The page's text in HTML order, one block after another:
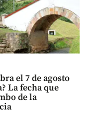
el 7 de agosto
La fecha que
de la